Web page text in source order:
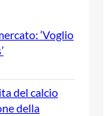
‘Voglio
del calcio
della